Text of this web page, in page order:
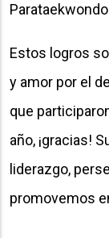
Estos logros
y amor por el
que
año, ¡gracias!
liderazgo,
promovemos